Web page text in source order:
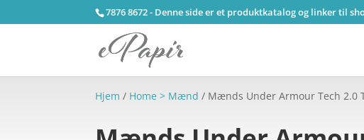
7876 8672 - Denne side er et produktkatalog og linker til
Hjem / Home > Mænd / Mænds Under Armour Tech 2.0